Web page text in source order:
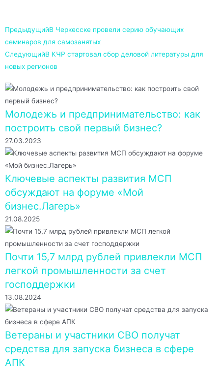
ПредыдущийВ Черкесске провели серию обучающих
семинаров для самозанятых
СледующийВ КЧР стартовал сбор деловой литературы для
новых регионов
Молодежь и предпринимательство: как
построить свой первый бизнес?
27.03.2023
Ключевые аспекты развития МСП
обсуждают на форуме «Мой
бизнес.Лагерь»
21.08.2025
Почти 15,7 млрд рублей привлекли МСП
легкой промышленности за счет
господдержки
13.08.2024
Ветераны и участники СВО получат
средства для запуска бизнеса в сфере
АПК